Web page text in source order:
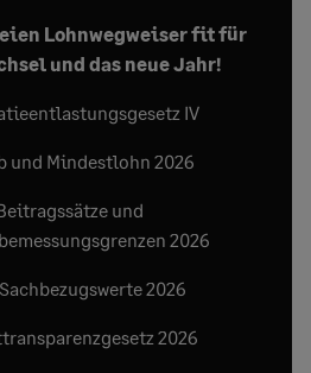
Lohnwegweiser fit für
und das neue Jahr!
IV
und Mindestlohn 2026
und
2026
2026
2026